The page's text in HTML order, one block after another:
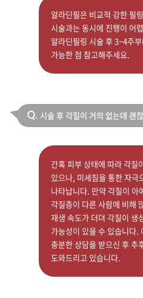
알라딘필은 비교적 강한 필
시술과는 동시에 진행이 어
알라딘필링 시술 후 3~4주
가능한 점 참고해주세요.
Q. 시술 후 각질이 거의 없는데 괜
간혹 피부 상태에 따라 각질
있으나, 미세침을 통한 자극
나타납니다. 만약 각질이 아
각질층이 다른 사람에 비해
재생 속도가 더뎌 각질이 생
가능성이 있을 수 있습니다.
충분한 상담을 받으신 후 추
도와드리고 있습니다.